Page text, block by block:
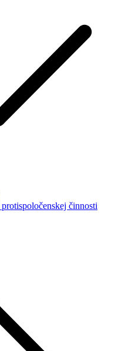
činnosti